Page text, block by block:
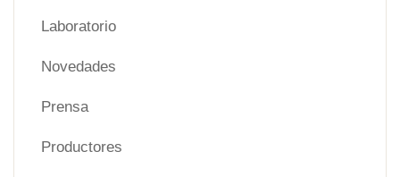
Laboratorio
Novedades
Prensa
Productores